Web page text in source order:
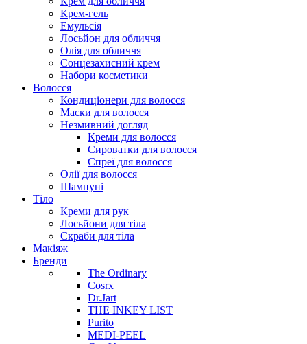
Крем-гель
Емульсія
Лосьйон для обличчя
Олія для обличчя
Сонцезахисний крем
Набори косметики
Волосся
Кондиціонери для волосся
Маски для волосся
Незмивний догляд
Креми для волосся
Сироватки для волосся
Спреї для волосся
Олії для волосся
Шампуні
Тіло
Креми для рук
Лосьйони для тіла
Скраби для тіла
Макіяж
Бренди
The Ordinary
Cosrx
Dr.Jart
THE INKEY LIST
Purito
MEDI-PEEL